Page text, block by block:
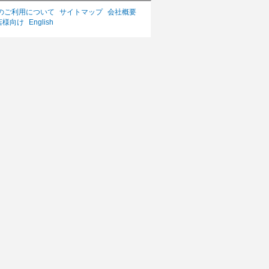
ご利用について サイトマップ
会社概要
様向け
English